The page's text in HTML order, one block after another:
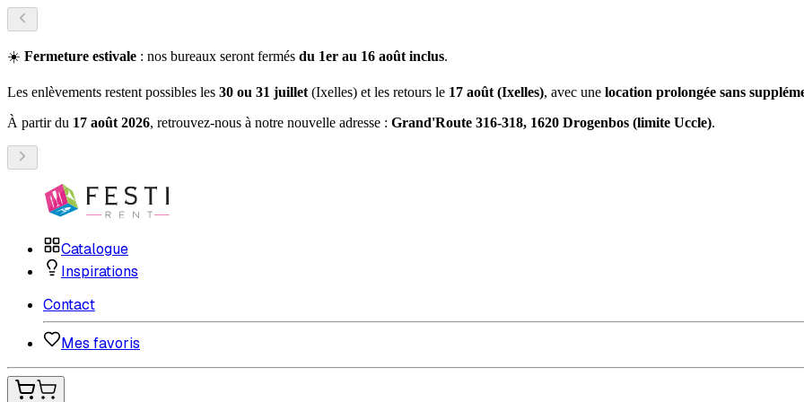
☀️ Fermeture estivale : nos bureaux seront fermés du 1er au 16 août inclus.
Les enlèvements restent possibles les 30 ou 31 juillet (Ixelles) et les retours le 17 août (Ixelles), avec une location prolongée sans
À partir du 17 août 2026, retrouvez-nous à notre nouvelle adresse : Grand'Route 316-318, 1620 Drogenbos (limite Uccle).
Catalogue
Inspirations
Contact
Mes favoris